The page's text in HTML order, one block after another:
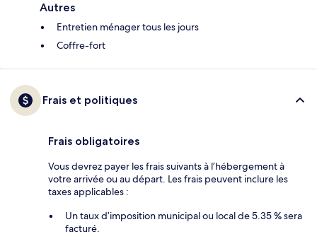
Autres
Entretien ménager tous les jours
Coffre-fort
Frais et politiques
Frais obligatoires
Vous devrez payer les frais suivants à l’hébergement à
votre arrivée ou au départ. Les frais peuvent inclure les
taxes applicables :
Un taux d’imposition municipal ou local de 5.35 % sera
facturé.